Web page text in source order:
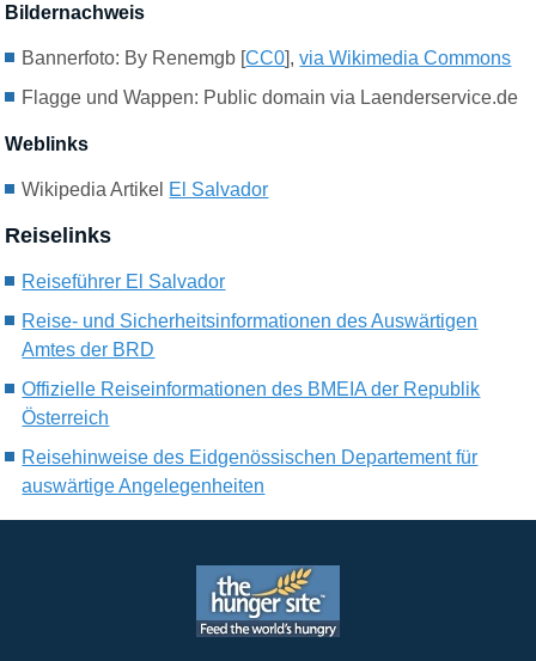
Bildernachweis
Bannerfoto: By Renemgb [CC0],via Wikimedia Commons
Flagge und Wappen: Public domain via Laenderservice.de
Weblinks
Wikipedia Artikel El Salvador
Reiselinks
Reiseführer El Salvador
Reise- und Sicherheitsinformationen des Auswärtigen
Amtes der BRD
Offizielle Reiseinformationen des BMEIA der Republik
Österreich
Reisehinweise des Eidgenössischen Departement für
auswärtige Angelegenheiten